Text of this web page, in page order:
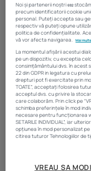
”M-am decis să fac o
și pe unde să o iau. Am
sabatică, nu avusesem,
povestește ea.
Nu a putut sta însă
ocupat de amenajarea
a primit propunerea de a
poți face un business
online-ul pentru a-ți
Heiman. ”M-am hotărât,
provocările, în sensul de
avut însă, de-a lungul
faci lucrul bine.”
Noi și partenerii noștri692
precum identificatorii cookie
personal. Puteți accepta sau
respectiv vă puteți opune
politica de confidențialitate.
vă vor afecta navigarea.
Mai
La momentul afișării acestui
pe un dispozitiv, cu exceptia
consimțământului dvs. în acest
22 din GDPR in legatura cu
drepturi pot fi exercitate prin
TOATE”, acceptați folosirea
acceptul dvs. cu privire la
care colaborăm. Prin click pe
schimba preferințele în mod
necesare pentru funcționarea
SETARILE INDIVIDUAL”, iar
opțiunea în mod personalizat
citirea tuturor Tehnologiilor de
Atât noi, cât și
a oferi:VREAU SA